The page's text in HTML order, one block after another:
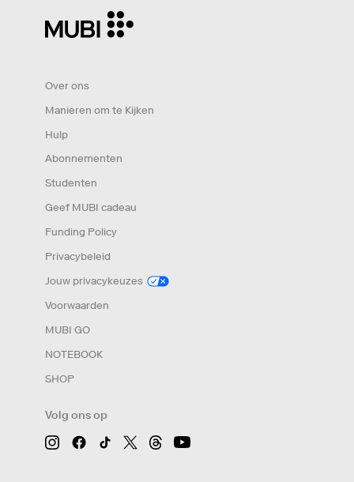
Volg ons op
Over ons
Manieren om te Kijken
Hulp
Abonnementen
Studenten
Geef MUBI cadeau
Funding Policy
Privacybeleid
Jouw privacykeuzes
Voorwaarden
MUBI GO
NOTEBOOK
SHOP